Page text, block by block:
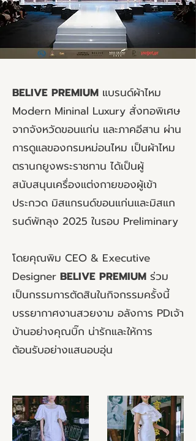
BELIVE PREMIUM แบรนด์ผ้าไหม
Modern Mininal Luxury สั่งทอพิเศษ
จากจังหวัดขอนแก่น และภาคอีสาน ผ่าน
การดูแลของกรมหม่อนไหม เป็นผ้าไหม
ตรานกยูงพระราชทาน ได้เป็นผู้
สนับสนุนเครื่องแต่งกายของผู้เข้า
ประกวด มิสแกรนด์ขอนแก่นและมิสแก
รนด์พัทลุง 2025 ในรอบ Preliminary
โดยคุณพิม CEO & Executive
Designer BELIVE PREMIUM ร่วม
เป็นกรรมการตัดสินในกิจกรรมครั้งนี้
บรรยากาศงานสวยงาม อลังการ PDเจ้า
บ้านอย่างคุณบิ๊ก น่ารักและให้การ
ต้อนรับอย่างแสนอบอุ่น